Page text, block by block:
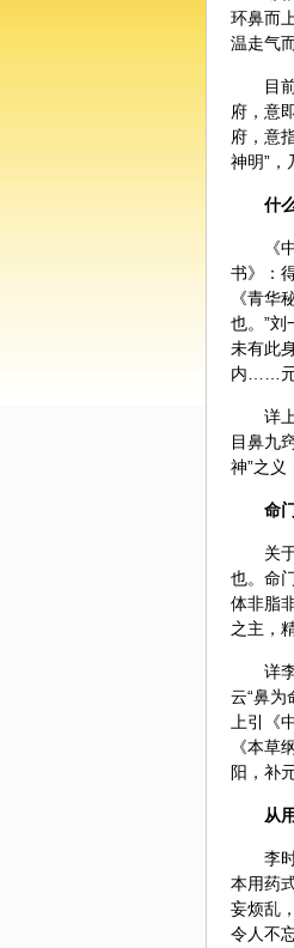
环鼻而
温走气
目
府，意
府，意
神明”，
什
《
书》：
《青华
也。”
未有此
内……元
详
目鼻九
神”之义
命
关
也。命
体非脂
之主，
详
云“鼻为
上引《
《本草
阳，补
从
李
本用药
妄烦乱
令人不